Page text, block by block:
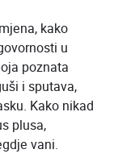
kako
u
poznata
i sputava,
Kako nikad
plusa,
vani.